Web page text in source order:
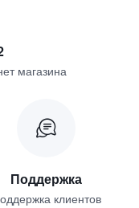
магазина
Поддержка
клиентов